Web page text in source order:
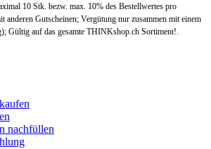
10 Stk. bezw. max. 10% des Bestellwertes pro
Gutscheinen; Vergütung nur zusammen mit einem
Gültig auf das gesamte THINKshop.ch Sortiment!.
nachfüllen